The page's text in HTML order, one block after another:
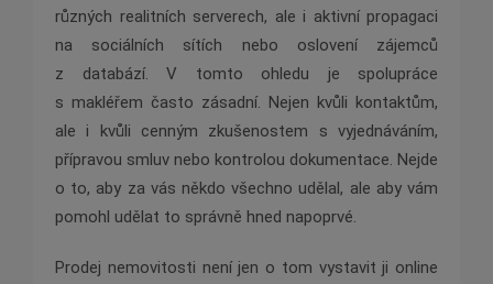
různých realitních serverech, ale i aktivní propagaci
na sociálních sítích nebo oslovení zájemců
z databází. V tomto ohledu je spolupráce
s makléřem často zásadní. Nejen kvůli kontaktům,
ale i kvůli cenným zkušenostem s vyjednáváním,
přípravou smluv nebo kontrolou dokumentace. Nejde
o to, aby za vás někdo všechno udělal, ale aby vám
pomohl udělat to správně hned napoprvé.
Prodej nemovitosti není jen o tom vystavit ji online